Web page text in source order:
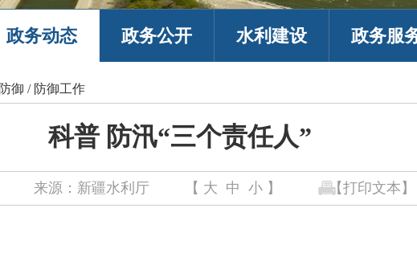
政务动态 政务公开 水利建设 政务服
御 / 防御工作
科普 防汛“三个责任人”
来源：新疆水利厅 【 大 中 小 】 【打印文本】